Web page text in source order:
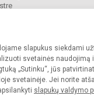
slapukus siekdami
svetainės naudojimą
„Sutinku“, jūs
svetainėje. Jei norite
slapukų valdymo
Salduvės progimnazija.
įstaigos administracijos